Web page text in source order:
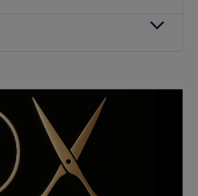
Haarpflege,
Produkte
Parkplätze,
angebunden
–
09:00
09:00
09:00
09:00